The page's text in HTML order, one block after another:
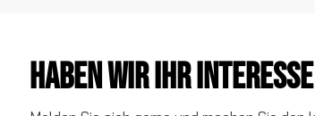
Haben wir Ihr